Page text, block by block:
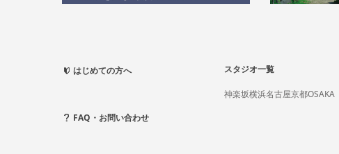
はじめての方へ
FAQ・お問い合わせ
スタジオ一覧
神楽坂横浜名古屋京都OSAKA